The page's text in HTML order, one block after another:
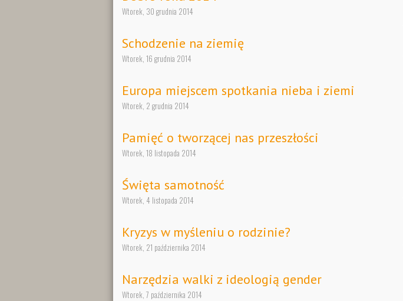
Wtorek, 30 grudnia 2014
Schodzenie na ziemię
Wtorek, 16 grudnia 2014
Europa miejscem spotkania nieba i ziemi
Wtorek, 2 grudnia 2014
Pamięć o tworzącej nas przeszłości
Wtorek, 18 listopada 2014
Święta samotność
Wtorek, 4 listopada 2014
Kryzys w myśleniu o rodzinie?
Wtorek, 21 października 2014
Narzędzia walki z ideologią gender
Wtorek, 7 października 2014